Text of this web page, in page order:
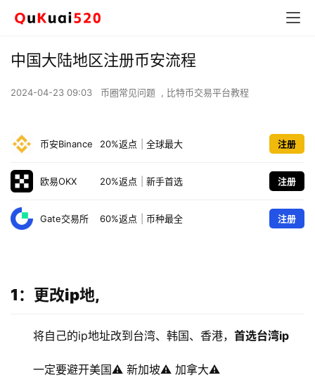
中国大陆地区注册币安流程
2024-04-23 09:03 币圈常见问题 , 比特币交易平台教程
币安Binance 20%返点 全球最大 注册
欧易OKX 20%返点 新手首选 注册
Gate交易所 60%返点 币种最全 注册
1：更改ip地,
将自己的ip地址改到台湾、韩国、香港， 首选台湾ip
一定要避开美国⚠️ 新加坡⚠️ 加拿大⚠️